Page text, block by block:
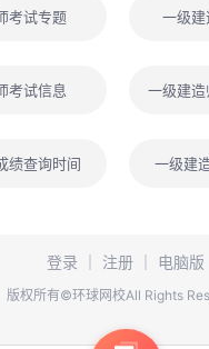
一建报名、审核、缴费及准
时间！2025年青海一级建造
考试专题 一级
考试信息 一级建
绩查询时间 一级建
登录 注册 电脑版
版权所有©环球网校All Rights